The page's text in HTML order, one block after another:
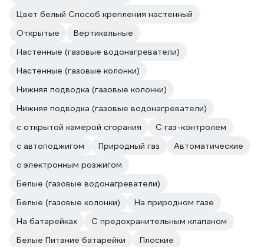
Цвет белый Способ крепления настенный
Открытые
Вертикальные
Настенные (газовые водонагреватели)
Настенные (газовые колонки)
Нижняя подводка (газовые колонки)
Нижняя подводка (газовые водонагреватели)
с открытой камерой сгорания
С газ-контролем
с автоподжигом
Природный газ
Автоматические
с электронным розжигом
Белые (газовые водонагреватели)
Белые (газовые колонки)
На природном газе
На батарейках
С предохранительным клапаном
Белые Питание батарейки
Плоские